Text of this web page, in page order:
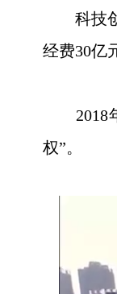
科技创
经费30亿
2018年
权”。